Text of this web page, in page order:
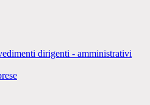
dirigenti - amministrativi